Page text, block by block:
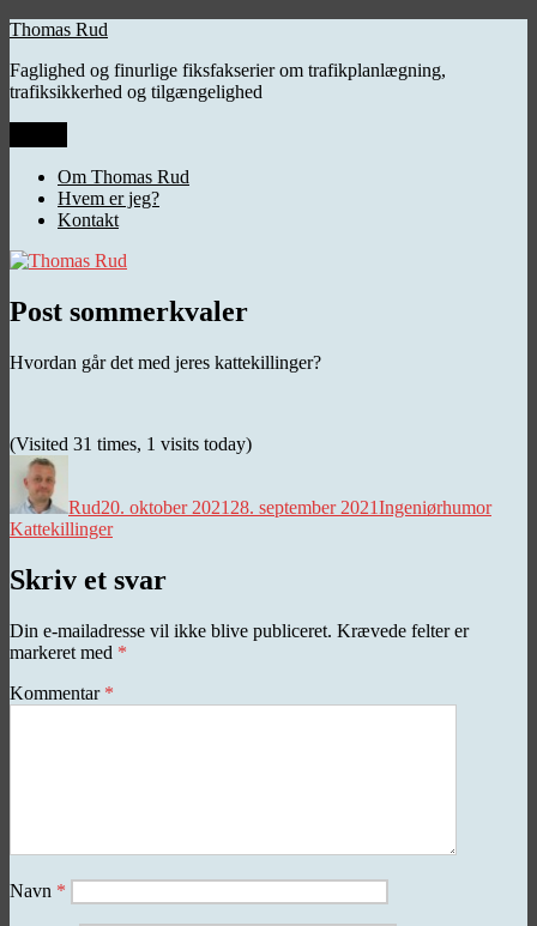
Videre
indhold
Thomas Rud
Faglighed og finurlige fiksfakserier om trafikplanlægning,
trafiksikkerhed og tilgængelighed
Om Thomas Rud
Hvem er jeg?
Kontakt
Post sommerkvaler
Hvordan går det med jeres kattekillinger?
(Visited 31 times, 1 visits today)
Rud20. oktober 2021 28. september 2021Ingeniørhumor
Kattekillinger
Skriv et svar
Din e-mailadresse vil ikke blive publiceret. Krævede felter er
markeret med *
Kommentar *
Navn *